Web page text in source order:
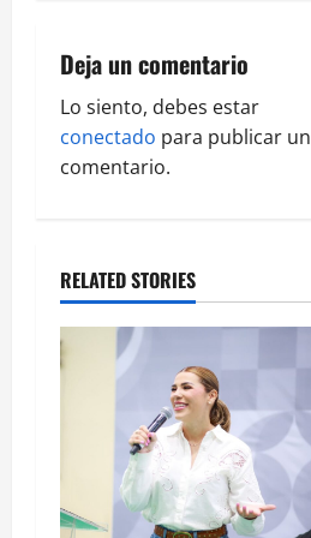
v
i
g
i
o
Deja un comentario
Lo siento, debes estar
conectado para publicar un
comentario.
RELATED STORIES